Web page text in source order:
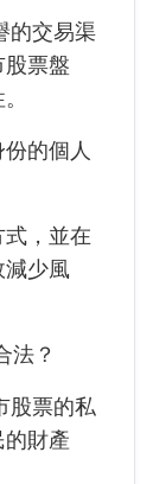
的交易渠
票盤
的個人
，並在
減少風
法？
股票的私
的財產